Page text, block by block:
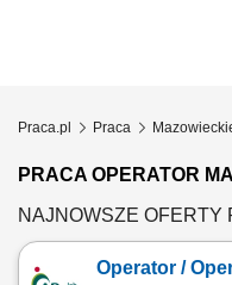
Praca.pl Praca
PRACA OPERATOR
NAJNOWSZE OFERTY
Operator /